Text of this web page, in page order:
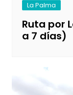
La Palma
Ruta por
a 7 días)